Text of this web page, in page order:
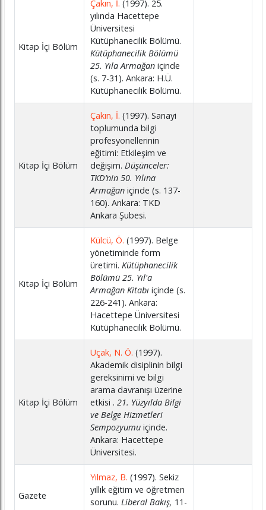
Kitap İçi Bölüm
Çakın, İ. (1997). 25.
yılında Hacettepe
Üniversitesi
Kütüphanecilik Bölümü.
Kütüphanecilik Bölümü
25. Yıla Armağaniçinde
(s. 7-31). Ankara: H.Ü.
Kütüphanecilik Bölümü.
Kitap İçi Bölüm
Çakın, İ. (1997). Sanayi
toplumunda bilgi
profesyonellerinin
eğitimi: Etkileşim ve
değişim. Düşünceler:
TKD’nin 50. Yılına
Armağaniçinde (s. 137-
160). Ankara: TKD
Ankara Şubesi.
Kitap İçi Bölüm
Külcü, Ö. (1997). Belge
yönetiminde form
üretimi. Kütüphanecilik
Bölümü 25. Yıl'a
Armağan Kitabıiçinde (s.
226-241). Ankara:
Hacettepe Üniversitesi
Kütüphanecilik Bölümü.
Kitap İçi Bölüm
Uçak, N. Ö. (1997).
Akademik disiplinin bilgi
gereksinimi ve bilgi
arama davranışı üzerine
etkisi . 21. Yüzyılda Bilgi
ve Belge Hizmetleri
Sempozyumu içinde.
Ankara: Hacettepe
Üniversitesi.
Gazete
Yılmaz, B. (1997). Sekiz
yıllık eğitim ve öğretmen
sorunu. Liberal Bakış, 11-